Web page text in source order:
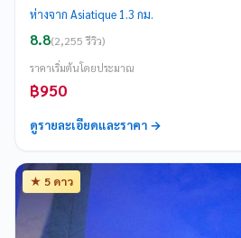
ห่างจาก Asiatique 1.3 กม.
8.8(2,255 รีวิว)
ราคาเริ่มต้นโดยประมาณ
฿950
ดูรายละเอียดและราคา →
★ 5 ดาว